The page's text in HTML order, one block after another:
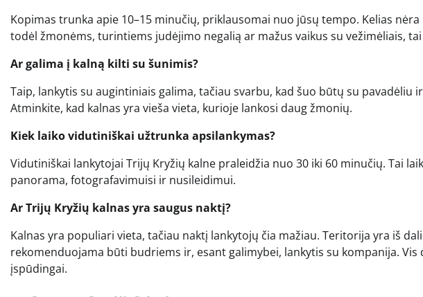
Kopimas trunka apie 10–15 minučių, priklausomai nuo jūsų tempo. Kelias
todėl žmonėms, turintiems judėjimo negalią ar mažus vaikus su vežimėliais,
Ar galima į kalną kilti su šunimis?
Taip, lankytis su augintiniais galima, tačiau svarbu, kad šuo būtų su pavadėliu
Atminkite, kad kalnas yra vieša vieta, kurioje lankosi daug žmonių.
Kiek laiko vidutiniškai užtrunka apsilankymas?
Vidutiniškai lankytojai Trijų Kryžių kalne praleidžia nuo 30 iki 60 minučių. Tai
panorama, fotografavimuisi ir nusileidimui.
Ar Trijų Kryžių kalnas yra saugus naktį?
Kalnas yra populiari vieta, tačiau naktį lankytojų čia mažiau. Teritorija yra iš
rekomenduojama būti budriems ir, esant galimybei, lankytis su kompanija.
įspūdingai.